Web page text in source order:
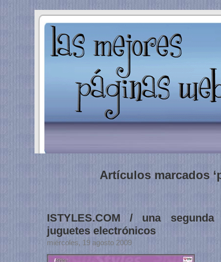
Artículos marcados
ISTYLES.COM / una
juguetes electrónicos
miércoles, 19 agosto 2009